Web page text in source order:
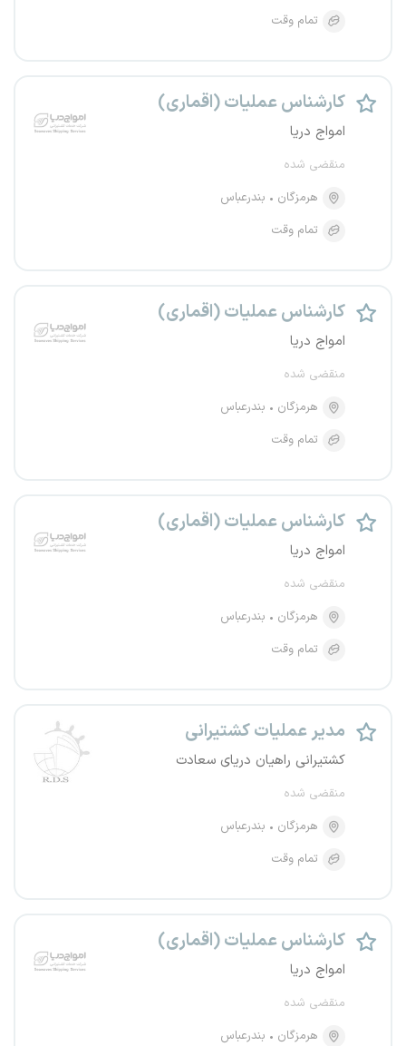
تمام وقت
کارشناس عملیات (اقماری)
امواج دریا
منقضی شده
هرمزگان
بندرعباس
تمام وقت
کارشناس عملیات (اقماری)
امواج دریا
منقضی شده
هرمزگان
بندرعباس
تمام وقت
کارشناس عملیات (اقماری)
امواج دریا
منقضی شده
هرمزگان
بندرعباس
تمام وقت
مدیر عملیات کشتیرانی
کشتیرانی راهیان دریای سعادت
منقضی شده
هرمزگان
بندرعباس
تمام وقت
کارشناس عملیات (اقماری)
امواج دریا
منقضی شده
هرمزگان
بندرعباس